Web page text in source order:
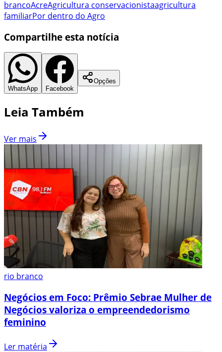
brancoAcreAgricultura conservacionistaagricultura
familiarPor dentro do Agro
Compartilhe esta notícia
WhatsApp Facebook
Opções
Leia Também
Ver mais
rio branco
Negócios em Foco: Prêmio Sebrae Mulher de
Negócios valoriza o empreendedorismo
feminino
Ler matéria